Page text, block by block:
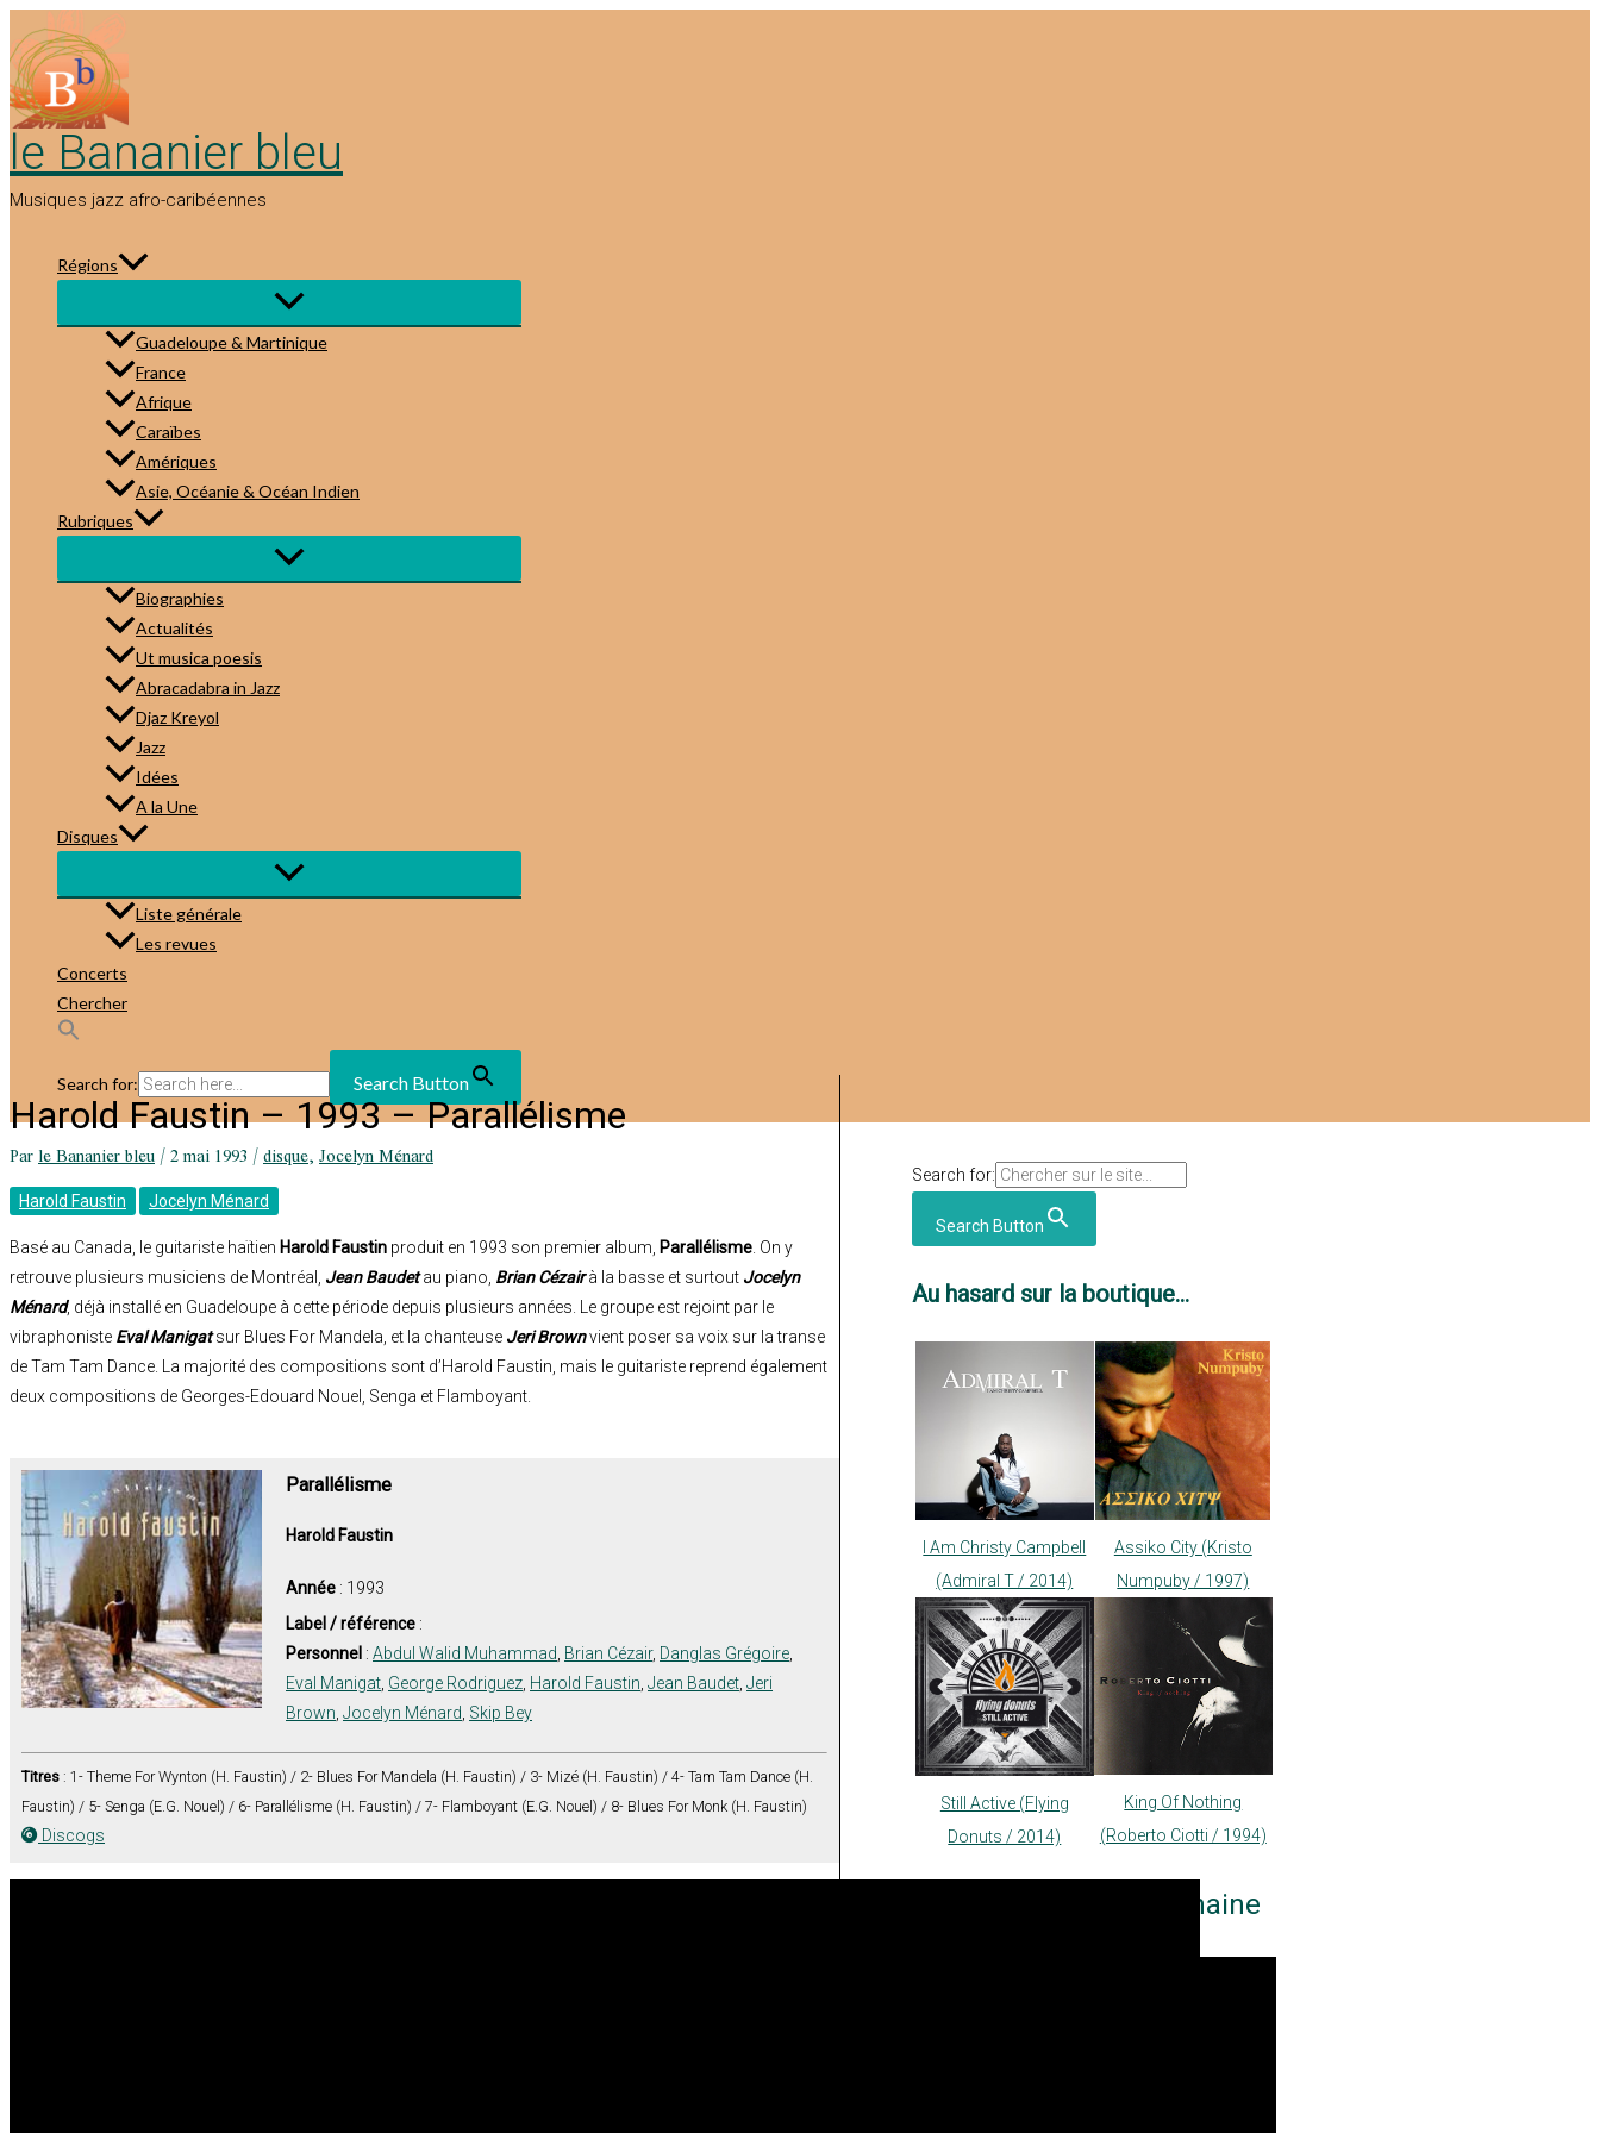
au
contenu
le Bananier bleu
Musiques jazz afro-caribéennes
Régions
Guadeloupe & Martinique
France
Afrique
Caraïbes
Amériques
Asie, Océanie & Océan Indien
Rubriques
Biographies
Actualités
Ut musica poesis
Abracadabra in Jazz
Djaz Kreyol
Jazz
Idées
A la Une
Disques
Liste générale
Les revues
Concerts
Chercher
Search for: Search Button
Harold Faustin – 1993 – Parallélisme
Parle Bananier bleu/2 mai 1993/disque,Jocelyn Ménard
Harold Faustin Jocelyn Ménard
Basé au Canada, le guitariste haïtien Harold Faustin produit en 1993 son premier album, Parallélisme . On y
retrouve plusieurs musiciens de Montréal, Jean Baudetau piano, Brian Cézair à la basse et surtout Jocelyn
Ménard, déjà installé en Guadeloupe à cette période depuis plusieurs années. Le groupe est rejoint par le
vibraphoniste Eval Manigatsur Blues For Mandela, et la chanteuse Jeri Brownvient poser sa voix sur la transe
de Tam Tam Dance. La majorité des compositions sont d’Harold Faustin, mais le guitariste reprend également
deux compositions de Georges-Edouard Nouel, Senga et Flamboyant.
Parallélisme
Harold Faustin
Année : 1993
Label / référence :
Personnel :Abdul Walid Muhammad Brian Cézair, Danglas Grégoire
Eval Manigat George Rodriguez Harold Faustin ,Jean Baudet ,Jeri
Brown ,Jocelyn Ménard Skip Bey
Titres : 1- Theme For Wynton (H. Faustin) / 2- Blues For Mandela (H. Faustin) / 3- Mizé (H. Faustin) / 4- Tam Tam Dance (H.
Faustin) / 5- Senga (E.G. Nouel) / 6- Parallélisme (H. Faustin) / 7- Flamboyant (E.G. Nouel) / 8- Blues For Monk (H. Faustin)
Discogs
Search for:
Search Button
Au hasard sur la boutique...
I Am Christy Campbell
(Admiral T / 2014)
Assiko City (Kristo
Numpuby / 1997)
Still Active (Flying
Donuts / 2014)
King Of Nothing
(Roberto Ciotti / 1994)
Au hasard sur notre chaine